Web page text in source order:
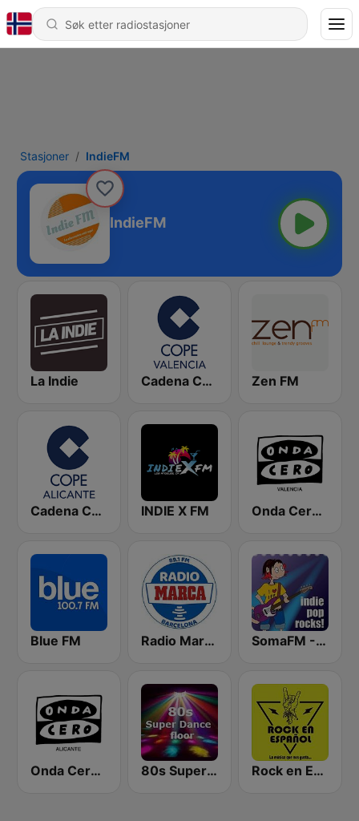
Stasjoner IndieFM
IndieFM
La Indie Cadena COPE Valencia Zen FM
Cadena COPE Alicante INDIE X FM Onda Cero Valencia
Blue FM Radio Marca Barcelona SomaFM - Indie Pop Rocks!
Onda Cero Alicante 80s Super Dance Floor Rock en Español Radio